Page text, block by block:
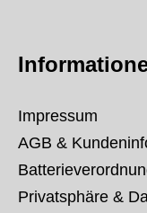
Impressum
AGB &
Privatsphäre &